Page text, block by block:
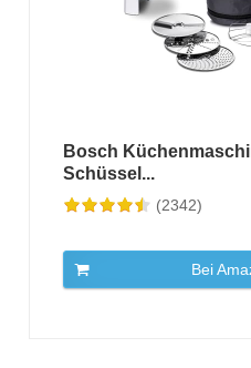
Bosch
Schüssel...
(2342)
Bei